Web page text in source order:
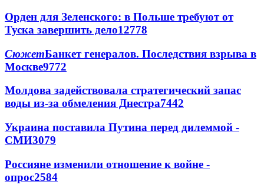
Орден для Зеленского: в Польше требуют от
Туска завершить дело12778
СюжетБанкет генералов. Последствия взрыва в
Москве9772
Молдова задействовала стратегический запас
воды из-за обмеления Днестра7442
Украина поставила Путина перед дилеммой -
СМИ3079
Россияне изменили отношение к войне -
опрос2584